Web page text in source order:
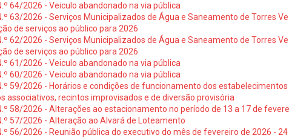
64/2026 - Veiculo abandonado na via pública
63/2026 - Serviços Municipalizados de Água e Saneamento de Torres
de serviços ao público para 2026
62/2026 - Serviços Municipalizados de Água e Saneamento de Torres
de serviços ao público para 2026
61/2026 - Veiculo abandonado na via pública
60/2026 - Veiculo abandonado na via pública
59/2026 - Horários e condições de funcionamento dos estabelecimentos
associativos, recintos improvisados e de diversão provisória
58/2026 - Alterações ao estacionamento no período de 13 a 17 de
57/2026 - Alteração ao Alvará de Loteamento
56/2026 - Reunião pública do executivo do mês de fevereiro de 2026 -